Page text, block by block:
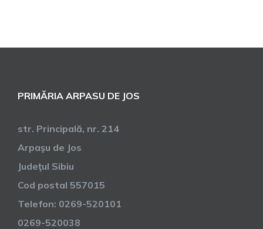
PRIMĂRIA ARPASU DE JOS
str. Principală, nr. 214
Arpaşu de Jos
Judeţul Sibiu
Cod postal 557015
Telefon: 0269-520101
0269-520038